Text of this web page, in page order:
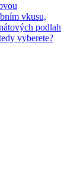
vkusu,
podlah
vyberete?